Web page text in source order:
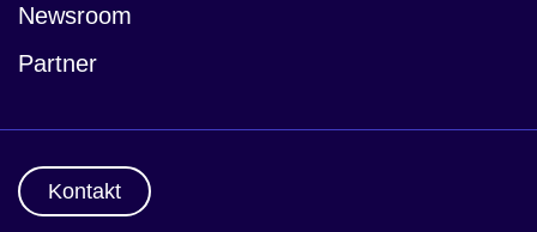
Newsroom
Partner
Kontakt